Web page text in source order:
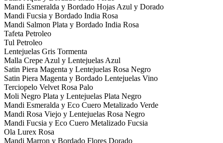
Mandi Esmeralda y Bordado Hojas Azul y Dorado
Mandi Fucsia y Bordado India Rosa
Mandi Salmon Plata y Bordado India Rosa
Tafeta Petroleo
Tul Petroleo
Lentejuelas Gris Tormenta
Malla Crepe Azul y Lentejuelas Azul
Satin Piera Magenta y Lentejuelas Rosa Negro
Satin Piera Magenta y Bordado Lentejuelas Vino
Terciopelo Velvet Rosa Palo
Moli Negro Plata y Lentejuelas Plata Negro
Mandi Esmeralda y Eco Cuero Metalizado Verde
Mandi Rosa Viejo y Lentejuelas Rosa Negro
Mandi Fucsia y Eco Cuero Metalizado Fucsia
Ola Lurex Rosa
Mandi Marron y Bordado Flores Dorado